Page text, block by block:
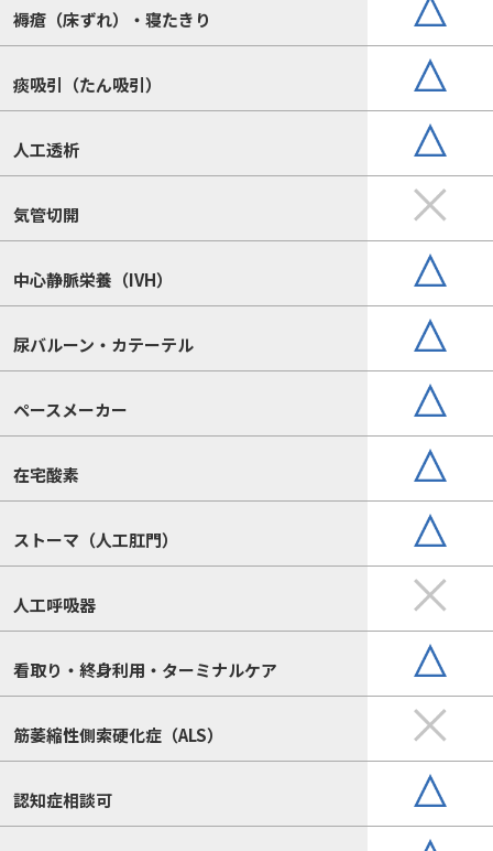
褥瘡（床ずれ）・寝たきり
痰吸引（たん吸引）
人工透析
気管切開
中心静脈栄養（IVH）
尿バルーン・カテーテル
ペースメーカー
在宅酸素
ストーマ（人工肛門）
人工呼吸器
看取り・終身利用・ターミナルケア
筋萎縮性側索硬化症（ALS）
認知症相談可